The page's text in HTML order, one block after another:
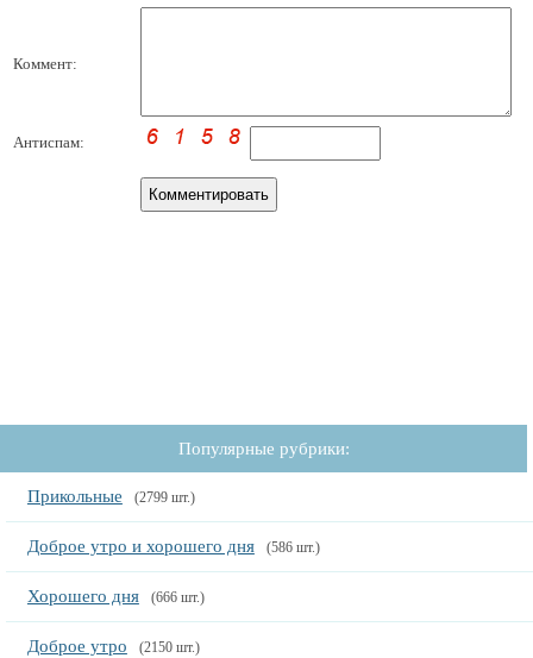
Коммент:
Антиспам:
Популярные рубрики:
Прикольные (2799 шт.)
Доброе утро и хорошего дня (586 шт.)
Хорошего дня (666 шт.)
Доброе утро (2150 шт.)